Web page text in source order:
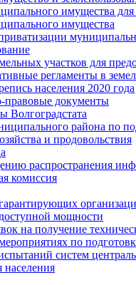
имущества
имущества
участков для
регламенты в
населения 2020 года
правовые документы
Волгоградстата
района по
и продовольствия
распространения
комиссия
мощности
на получение
по
систем
населения